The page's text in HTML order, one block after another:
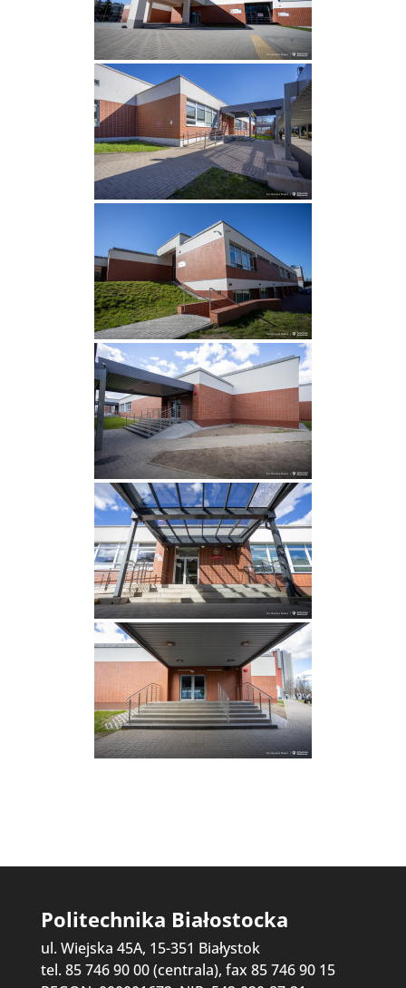
Politechnika Białostocka
ul. Wiejska 45A, 15-351 Białystok
tel. 85 746 90 00 (centrala), fax 85 746 90 15